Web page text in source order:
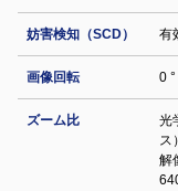
妨害検知（SCD） 有
画像回転 0
ズーム比
光
ス
解